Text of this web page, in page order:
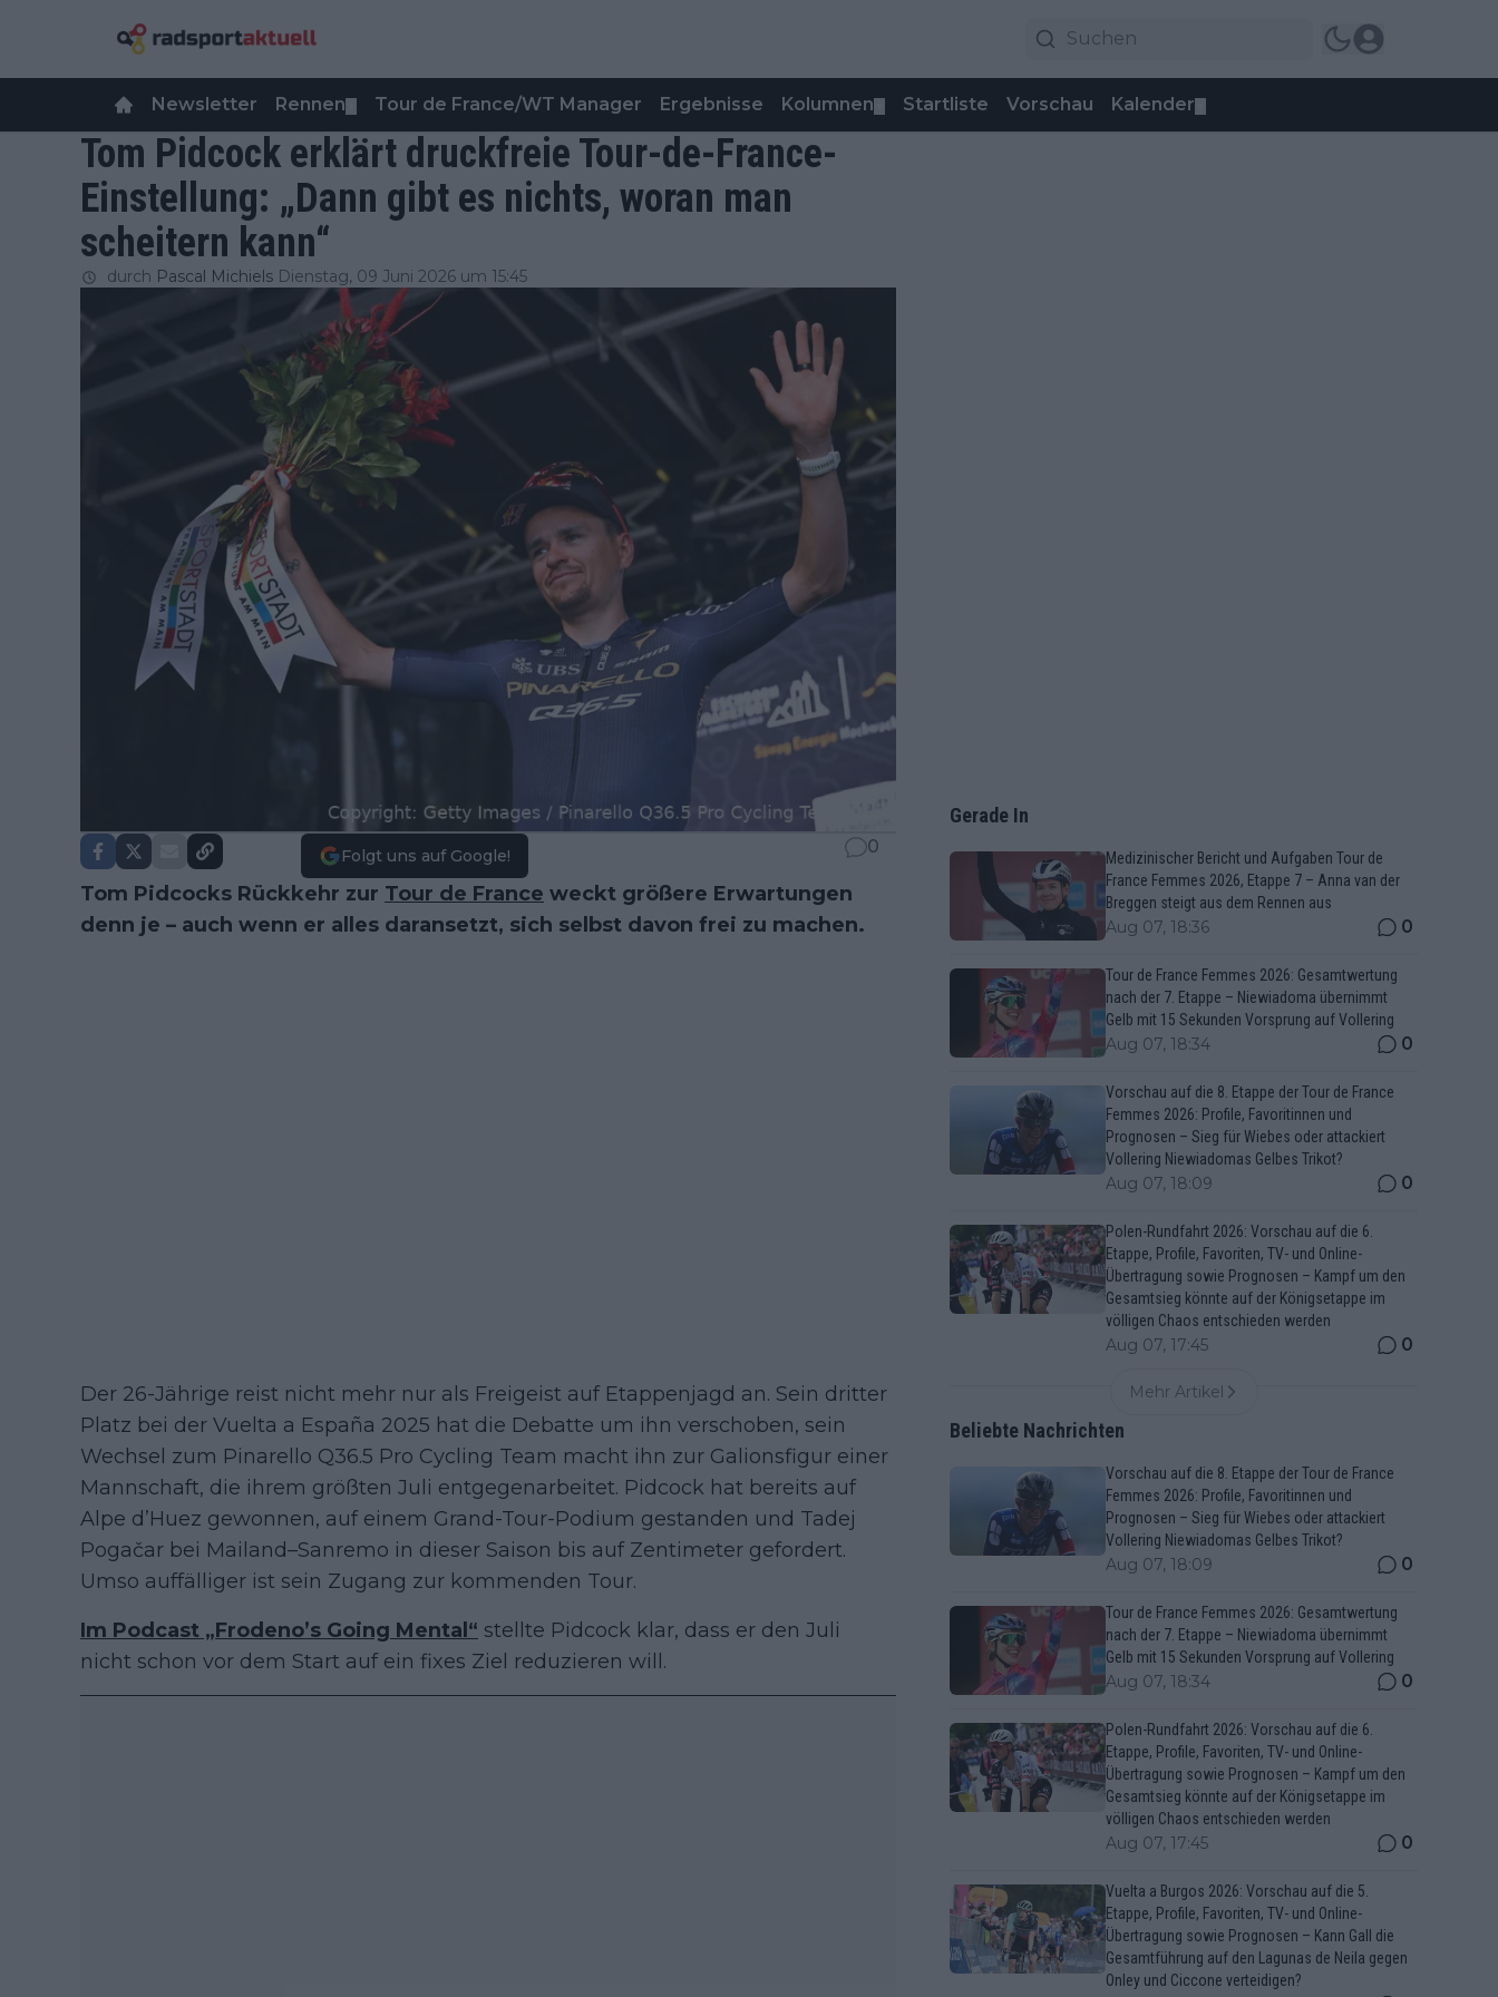
Newsletter Rennen Tour de France/WT Manager Ergebnisse Kolumnen Startliste Vorschau Kalender
Tom Pidcock erklärt druckfreie Tour-de-France-
Einstellung: „Dann gibt es nichts, woran man
scheitern kann“
durch Pascal Michiels Dienstag, 09 Juni 2026 um 15:45
Folgt uns auf Google! 0
Tom Pidcocks Rückkehr zur Tour de France weckt größere Erwartungen
denn je – auch wenn er alles daransetzt, sich selbst davon frei zu machen.
Der 26-Jährige reist nicht mehr nur als Freigeist auf Etappenjagd an. Sein dritter
Platz bei der Vuelta a España 2025 hat die Debatte um ihn verschoben, sein
Wechsel zum Pinarello Q36.5 Pro Cycling Team macht ihn zur Galionsfigur einer
Mannschaft, die ihrem größten Juli entgegenarbeitet. Pidcock hat bereits auf
Alpe d’Huez gewonnen, auf einem Grand-Tour-Podium gestanden und Tadej
Pogačar bei Mailand–Sanremo in dieser Saison bis auf Zentimeter gefordert.
Umso auffälliger ist sein Zugang zur kommenden Tour.
Im Podcast „Frodeno’s Going Mental“ stellte Pidcock klar, dass er den Juli
nicht schon vor dem Start auf ein fixes Ziel reduzieren will.
Gerade In
Medizinischer Bericht und Aufgaben Tour de
France Femmes 2026, Etappe 7 – Anna van der
Breggen steigt aus dem Rennen aus
Aug 07, 18:36 0
Tour de France Femmes 2026: Gesamtwertung
nach der 7. Etappe – Niewiadoma übernimmt
Gelb mit 15 Sekunden Vorsprung auf Vollering
Aug 07, 18:34 0
Vorschau auf die 8. Etappe der Tour de France
Femmes 2026: Profile, Favoritinnen und
Prognosen – Sieg für Wiebes oder attackiert
Vollering Niewiadomas Gelbes Trikot?
Aug 07, 18:09 0
Polen-Rundfahrt 2026: Vorschau auf die 6.
Etappe, Profile, Favoriten, TV- und Online-
Übertragung sowie Prognosen – Kampf um den
Gesamtsieg könnte auf der Königsetappe im
völligen Chaos entschieden werden
Aug 07, 17:45 0
Mehr Artikel
Beliebte Nachrichten
Vorschau auf die 8. Etappe der Tour de France
Femmes 2026: Profile, Favoritinnen und
Prognosen – Sieg für Wiebes oder attackiert
Vollering Niewiadomas Gelbes Trikot?
Aug 07, 18:09 0
Tour de France Femmes 2026: Gesamtwertung
nach der 7. Etappe – Niewiadoma übernimmt
Gelb mit 15 Sekunden Vorsprung auf Vollering
Aug 07, 18:34 0
Polen-Rundfahrt 2026: Vorschau auf die 6.
Etappe, Profile, Favoriten, TV- und Online-
Übertragung sowie Prognosen – Kampf um den
Gesamtsieg könnte auf der Königsetappe im
völligen Chaos entschieden werden
Aug 07, 17:45 0
Vuelta a Burgos 2026: Vorschau auf die 5.
Etappe, Profile, Favoriten, TV- und Online-
Übertragung sowie Prognosen – Kann Gall die
Gesamtführung auf den Lagunas de Neila gegen
Onley und Ciccone verteidigen?